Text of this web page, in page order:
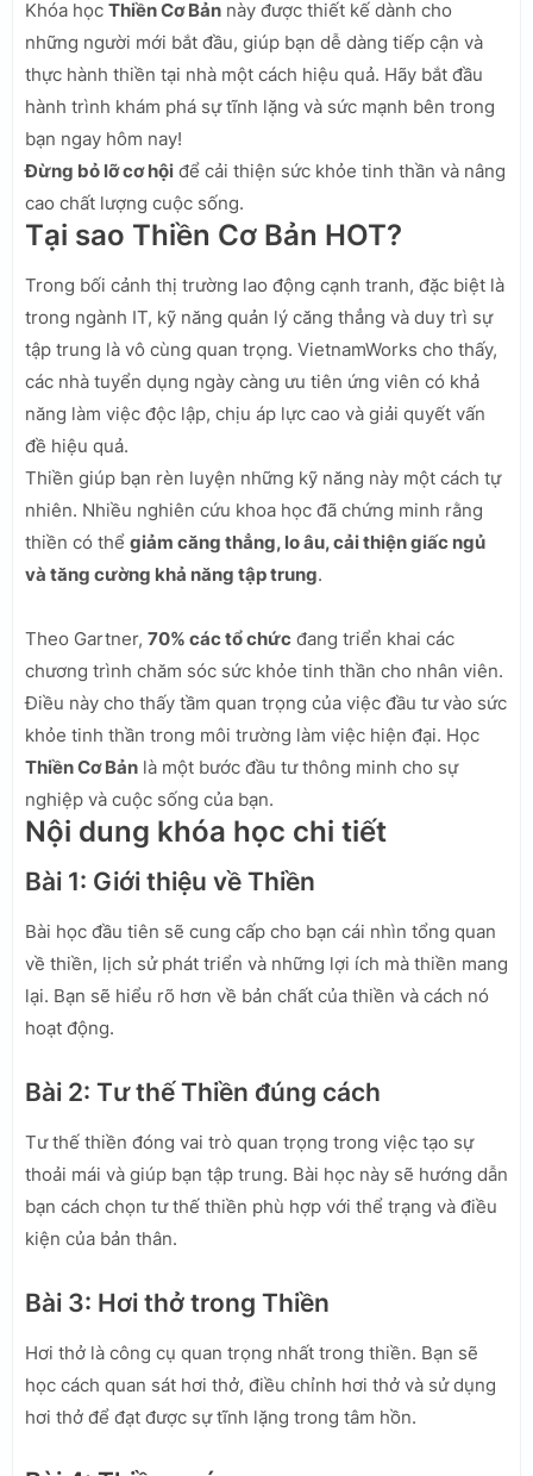
Khóa học Thiền Cơ Bản này được thiết kế dành cho
những người mới bắt đầu, giúp bạn dễ dàng tiếp cận và
thực hành thiền tại nhà một cách hiệu quả. Hãy bắt đầu
hành trình khám phá sự tĩnh lặng và sức mạnh bên trong
bạn ngay hôm nay!
Đừng bỏ lỡ cơ hội để cải thiện sức khỏe tinh thần và nâng
cao chất lượng cuộc sống.
Tại sao Thiền Cơ Bản HOT?
Trong bối cảnh thị trường lao động cạnh tranh, đặc biệt là
trong ngành IT, kỹ năng quản lý căng thẳng và duy trì sự
tập trung là vô cùng quan trọng. VietnamWorks cho thấy,
các nhà tuyển dụng ngày càng ưu tiên ứng viên có khả
năng làm việc độc lập, chịu áp lực cao và giải quyết vấn
đề hiệu quả.
Thiền giúp bạn rèn luyện những kỹ năng này một cách tự
nhiên. Nhiều nghiên cứu khoa học đã chứng minh rằng
thiền có thể giảm căng thẳng, lo âu, cải thiện giấc ngủ
và tăng cường khả năng tập trung.
Theo Gartner, 70% các tổ chức đang triển khai các
chương trình chăm sóc sức khỏe tinh thần cho nhân viên.
Điều này cho thấy tầm quan trọng của việc đầu tư vào sức
khỏe tinh thần trong môi trường làm việc hiện đại. Học
Thiền Cơ Bản là một bước đầu tư thông minh cho sự
nghiệp và cuộc sống của bạn.
Nội dung khóa học chi tiết
Bài 1: Giới thiệu về Thiền
Bài học đầu tiên sẽ cung cấp cho bạn cái nhìn tổng quan
về thiền, lịch sử phát triển và những lợi ích mà thiền mang
lại. Bạn sẽ hiểu rõ hơn về bản chất của thiền và cách nó
hoạt động.
Bài 2: Tư thế Thiền đúng cách
Tư thế thiền đóng vai trò quan trọng trong việc tạo sự
thoải mái và giúp bạn tập trung. Bài học này sẽ hướng dẫn
bạn cách chọn tư thế thiền phù hợp với thể trạng và điều
kiện của bản thân.
Bài 3: Hơi thở trong Thiền
Hơi thở là công cụ quan trọng nhất trong thiền. Bạn sẽ
học cách quan sát hơi thở, điều chỉnh hơi thở và sử dụng
hơi thở để đạt được sự tĩnh lặng trong tâm hồn.